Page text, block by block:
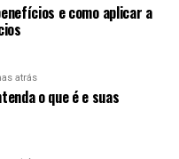
e como aplicar a
atrás
o que é e suas